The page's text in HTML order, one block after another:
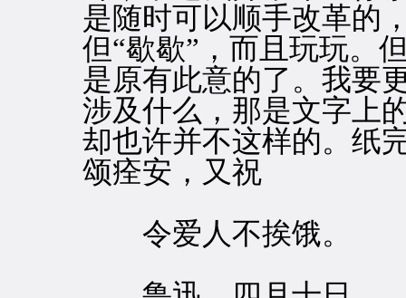
是随时可以顺手改革的
但“歇歇”，而且玩玩。
是原有此意的了。我要
涉及什么，那是文字上
却也许并不这样的。纸
颂痊安，又祝
令爱人不挨饿。